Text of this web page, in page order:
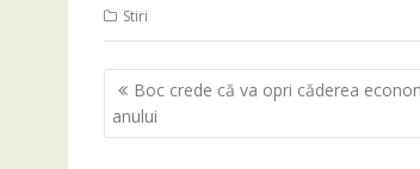
Stiri
Navigare
în
articole
Boc crede că va opri căderea
anului